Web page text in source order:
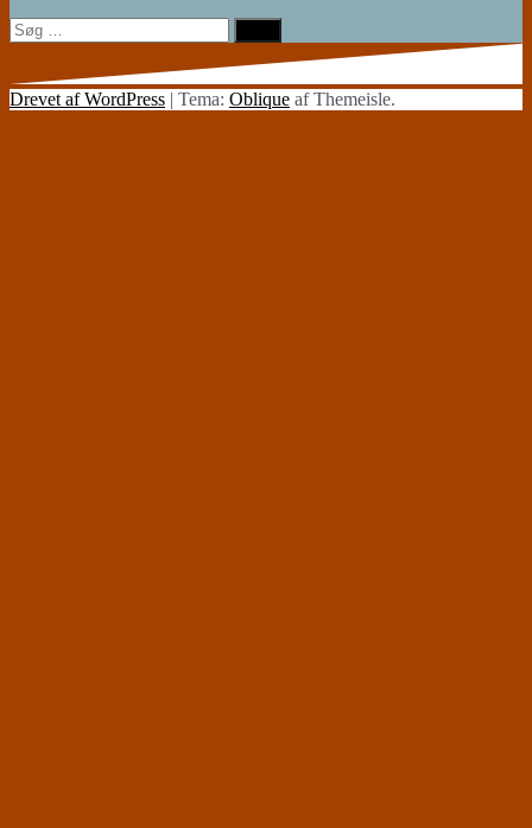
Søg
efter:
Drevet af WordPress | Tema: Oblique af Themeisle.